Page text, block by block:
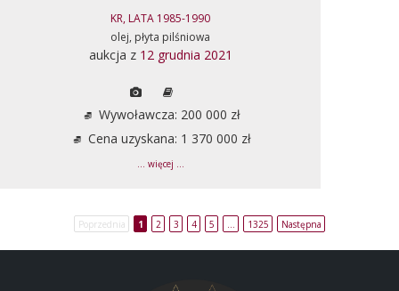
KR, LATA 1985-1990
olej, płyta pilśniowa
aukcja z 12 grudnia 2021
Wywoławcza: 200 000 zł
Cena uzyskana: 1 370 000 zł
... więcej ...
Poprzednia 1 2 3 4 5 1325 Następna